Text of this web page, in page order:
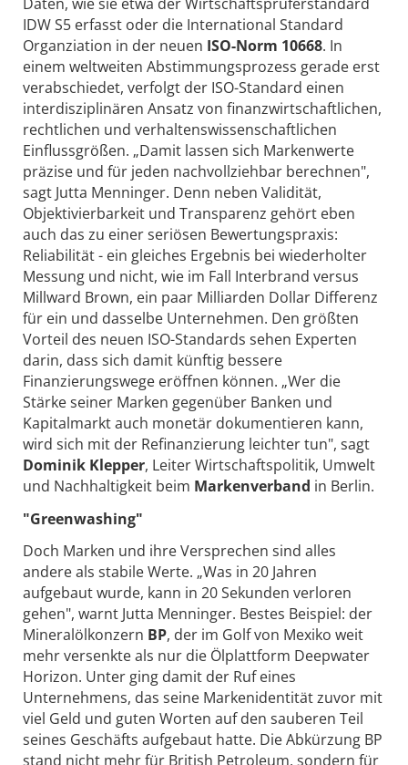
IDW S5 erfasst oder die International Standard
Organziation in der neuen ISO-Norm 10668. In
einem weltweiten Abstimmungsprozess gerade erst
verabschiedet, verfolgt der ISO-Standard einen
interdisziplinären Ansatz von finanzwirtschaftlichen,
rechtlichen und verhaltenswissenschaftlichen
Einflussgrößen. „Damit lassen sich Markenwerte
präzise und für jeden nachvollziehbar berechnen",
sagt Jutta Menninger. Denn neben Validität,
Objektivierbarkeit und Transparenz gehört eben
auch das zu einer seriösen Bewertungspraxis:
Reliabilität - ein gleiches Ergebnis bei wiederholter
Messung und nicht, wie im Fall Interbrand versus
Millward Brown, ein paar Milliarden Dollar Differenz
für ein und dasselbe Unternehmen. Den größten
Vorteil des neuen ISO-Standards sehen Experten
darin, dass sich damit künftig bessere
Finanzierungswege eröffnen können. „Wer die
Stärke seiner Marken gegenüber Banken und
Kapitalmarkt auch monetär dokumentieren kann,
wird sich mit der Refinanzierung leichter tun", sagt
Dominik Klepper, Leiter Wirtschaftspolitik, Umwelt
und Nachhaltigkeit beim Markenverband in Berlin.
"Greenwashing"
Doch Marken und ihre Versprechen sind alles
andere als stabile Werte. „Was in 20 Jahren
aufgebaut wurde, kann in 20 Sekunden verloren
gehen", warnt Jutta Menninger. Bestes Beispiel: der
Mineralölkonzern BP, der im Golf von Mexiko weit
mehr versenkte als nur die Ölplattform Deepwater
Horizon. Unter ging damit der Ruf eines
Unternehmens, das seine Markenidentität zuvor mit
viel Geld und guten Worten auf den sauberen Teil
seines Geschäfts aufgebaut hatte. Die Abkürzung BP
stand nicht mehr für British Petroleum, sondern für